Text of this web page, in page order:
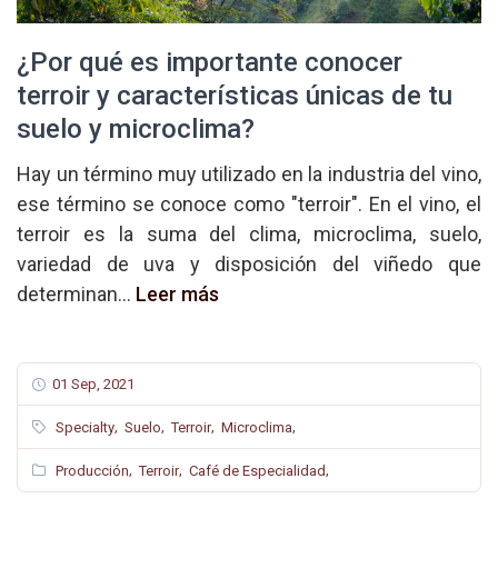
¿Por qué es importante conocer
terroir y características únicas de tu
suelo y microclima?
Hay un término muy utilizado en la industria del vino,
ese término se conoce como "terroir". En el vino, el
terroir es la suma del clima, microclima, suelo,
variedad de uva y disposición del viñedo que
determinan... Leer más
01 Sep, 2021
Specialty Suelo Terroir, Microclima
Producción Terroir, Café de Especialidad